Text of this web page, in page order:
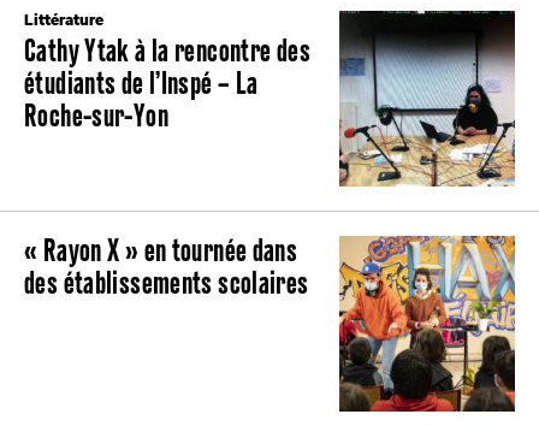
Littérature
Cathy Ytak à la rencontre des
étudiants de l’Inspé – La
Roche-sur-Yon
« Rayon X » en tournée dans
des établissements scolaires